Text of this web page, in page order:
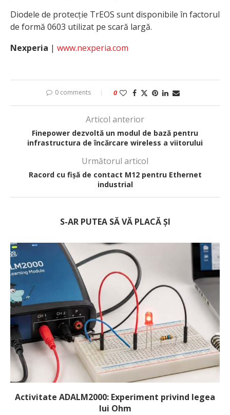
Diodele de protecție TrEOS sunt disponibile în factorul
de formă 0603 utilizat pe scară largă.
Nexperia | www.nexperia.com
0 comments 0
Articol anterior
Finepower dezvoltă un modul de bază pentru
infrastructura de încărcare wireless a viitorului
Următorul articol
Racord cu fișă de contact M12 pentru Ethernet
industrial
S-AR PUTEA SĂ VĂ PLACĂ ȘI
Activitate ADALM2000: Experiment privind legea
lui Ohm